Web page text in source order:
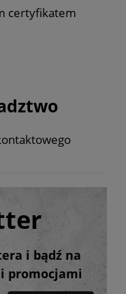
certyfikatem
i bądź na
promocjami